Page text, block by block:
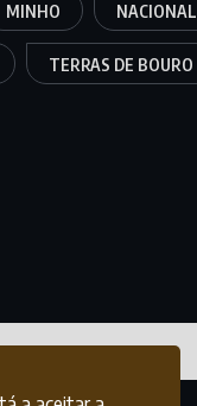
MINHO NACIONAL
TERRAS DE BOURO